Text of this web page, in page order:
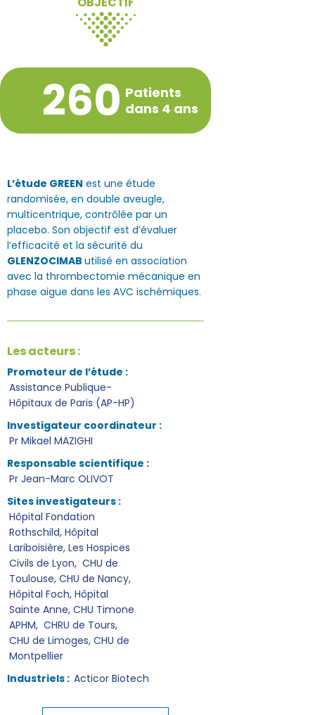
260 Patients
dans 4 ans
L’étude GREEN est une étude
randomisée, en double aveugle,
multicentrique, contrôlée par un
placebo. Son objectif est d’évaluer
l’efficacité et la sécurité du
GLENZOCIMAB utilisé en association
avec la thrombectomie mécanique en
phase aigue dans les AVC ischémiques.
Les acteurs :
Promoteur de l’étude :
Assistance Publique-
Hôpitaux de Paris (AP-HP)
Investigateur coordinateur :
Pr Mikael MAZIGHI
Responsable scientifique :
Pr Jean-Marc OLIVOT
Sites investigateurs :
Hôpital Fondation
Rothschild, Hôpital
Lariboisière, Les Hospices
Civils de Lyon, CHU de
Toulouse, CHU de Nancy,
Hôpital Foch, Hôpital
Sainte Anne, CHU Timone
APHM, CHRU de Tours,
CHU de Limoges, CHU de
Montpellier
Industriels : Acticor Biotech